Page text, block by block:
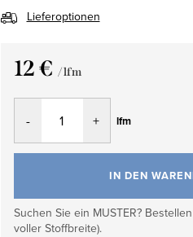
Lieferoptionen
12 € / lfm
Verkaufspreis:
lfm
IN DEN
Suchen Sie ein MUSTER?
voller Stoffbreite).